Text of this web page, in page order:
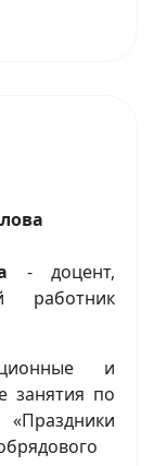
- доцент,
работник
и
занятия по